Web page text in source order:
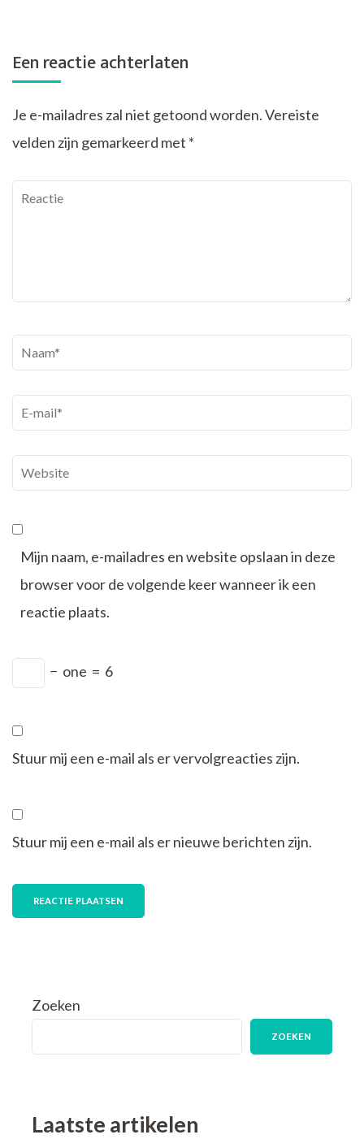
Een reactie achterlaten
Je e-mailadres zal niet getoond worden.Vereiste
velden zijn gemarkeerd met *
Reactie
Naam*
E-
mail*
Website
Mijn naam, e-mailadres en website opslaan in deze
browser voor de volgende keer wanneer ik een
reactie plaats.
− one = 6
Stuur mij een e-mail als er vervolgreacties zijn.
Stuur mij een e-mail als er nieuwe berichten zijn.
Zoeken
ZOEKEN
Laatste artikelen